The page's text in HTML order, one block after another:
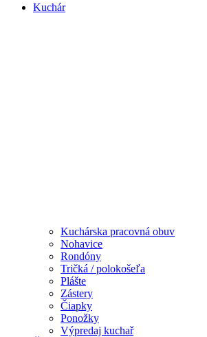
Kuchár
Kuchárska pracovná obuv
Nohavice
Rondóny
Tričká / polokošeľa
Plášte
Zástery
Čiapky
Ponožky
Výpredaj kuchař